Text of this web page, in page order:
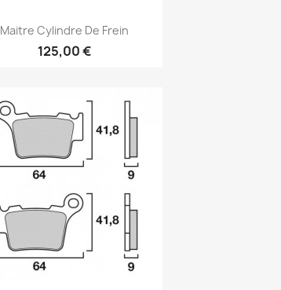
Maitre Cylindre De Frein
125,00 €
Aperçu rapide